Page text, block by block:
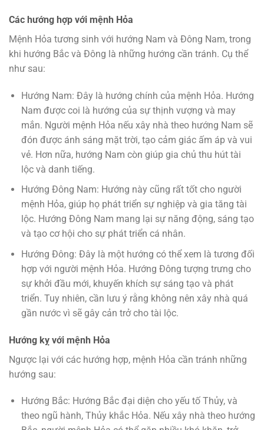
Các hướng hợp với mệnh Hỏa
Mệnh Hỏa tương sinh với hướng Nam và Đông Nam, trong
khi hướng Bắc và Đông là những hướng cần tránh. Cụ thể
như sau:
Hướng Nam: Đây là hướng chính của mệnh Hỏa. Hướng
Nam được coi là hướng của sự thịnh vượng và may
mắn. Người mệnh Hỏa nếu xây nhà theo hướng Nam sẽ
đón được ánh sáng mặt trời, tạo cảm giác ấm áp và vui
vẻ. Hơn nữa, hướng Nam còn giúp gia chủ thu hút tài
lộc và danh tiếng.
Hướng Đông Nam: Hướng này cũng rất tốt cho người
mệnh Hỏa, giúp họ phát triển sự nghiệp và gia tăng tài
lộc. Hướng Đông Nam mang lại sự năng động, sáng tạo
và tạo cơ hội cho sự phát triển cá nhân.
Hướng Đông: Đây là một hướng có thể xem là tương đối
hợp với người mệnh Hỏa. Hướng Đông tượng trưng cho
sự khởi đầu mới, khuyến khích sự sáng tạo và phát
triển. Tuy nhiên, cần lưu ý rằng không nên xây nhà quá
gần nước vì sẽ gây cản trở cho tài lộc.
Hướng kỵ với mệnh Hỏa
Ngược lại với các hướng hợp, mệnh Hỏa cần tránh những
hướng sau:
Hướng Bắc: Hướng Bắc đại diện cho yếu tố Thủy, và
theo ngũ hành, Thủy khắc Hỏa. Nếu xây nhà theo hướng